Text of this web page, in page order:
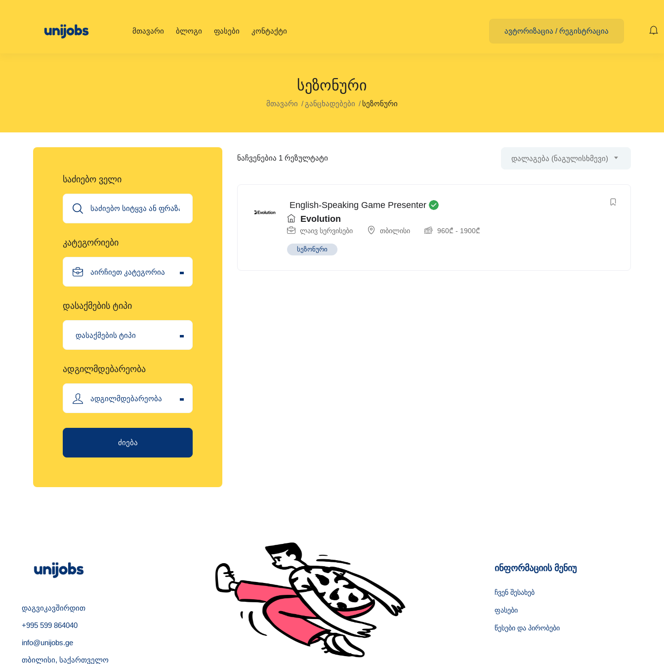
მთავარი ბლოგი ფასები კონტაქტი ავტორიზაცია / რეგისტრაცია
Სეზონური
მთავარი განცხადებები სეზონური
საძიებო ველი
კატეგორიები
აირჩიეთ კატეგორია
დასაქმების ტიპი
დასაქმების ტიპი
ადგილმდებარეობა
ადგილმდებარეობა
ძიება
ნაჩვენებია 1 რეზულტატი დალაგება (ნაგულისხმევი)
English-Speaking Game Presenter
Evolution
ლაივ სერვისები თბილისი 960₾ - 1900₾
სეზონური
დაგვიკავშირდით
+995 599 864040
info@unijobs.ge
თბილისი, საქართველო
ინფორმაციის მენიუ
ჩვენ შესახებ
ფასები
წესები და პირობები